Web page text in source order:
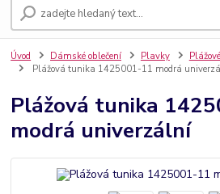
Úvod Dámské oblečení Plavky
Plážová tunika 1425001-11 modrá
Plážová tunika
modrá univerzální